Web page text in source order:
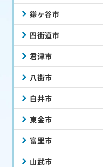
鎌ヶ谷市
四街道市
君津市
八街市
白井市
東金市
富里市
山武市